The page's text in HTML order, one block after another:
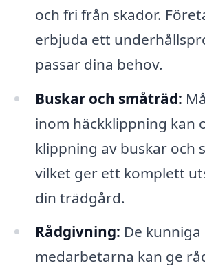
och fri från skador.
erbjuda ett
passar dina behov.
Buskar och småträd:
inom häckklippning kan
klippning av buskar och
vilket ger ett komplett
din trädgård.
Rådgivning: De kunniga
medarbetarna kan ge